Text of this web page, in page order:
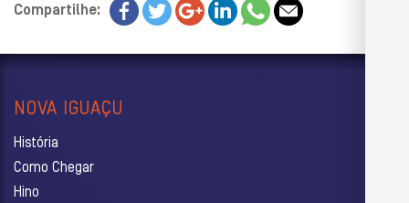
Compartilhe:
NOVA IGUAÇU
História
Como Chegar
Hino